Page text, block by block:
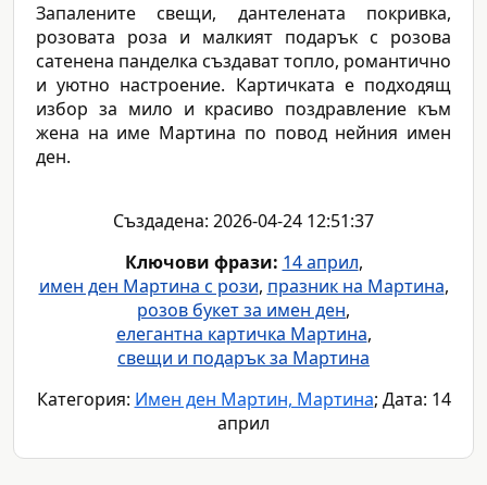
Запалените свещи, дантелената покривка,
розовата роза и малкият подарък с розова
сатенена панделка създават топло, романтично
и уютно настроение. Картичката е подходящ
избор за мило и красиво поздравление към
жена на име Мартина по повод нейния имен
ден.
Създадена: 2026-04-24 12:51:37
Ключови фрази: 14 април,
имен ден Мартина с рози, празник на Мартина,
розов букет за имен ден,
елегантна картичка Мартина,
свещи и подарък за Мартина
Категория: Имен ден Мартин, Мартина; Дата: 14
април